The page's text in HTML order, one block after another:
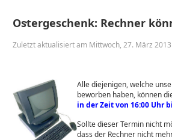
Ostergeschenk: Rechner
Zuletzt aktualisiert am Mittwoch, 27. März
Alle diejenigen,welche
beworben haben, können
in der Zeit von 16:00 Uhr
Sollte dieser Termin nicht
dass der Rechner nicht